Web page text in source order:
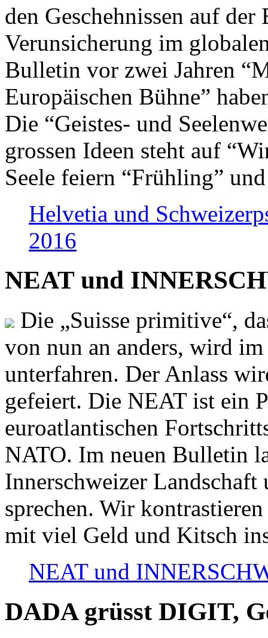
den Geschehnissen auf
Verunsicherung im
Bulletin vor zwei Jahren
Europäischen Bühne”
Die “Geistes- und
grossen Ideen steht auf
Seele feiern “Frühling”
Helvetia und
2016
NEAT und
Die „Suisse primitive“,
von nun an anders, wird
unterfahren. Der Anlass
gefeiert. Die NEAT ist ein
euroatlantischen
NATO. Im neuen Bulletin
Innerschweizer
sprechen. Wir
mit viel Geld und Kitsch
NEAT und
DADA grüsst DIGIT,